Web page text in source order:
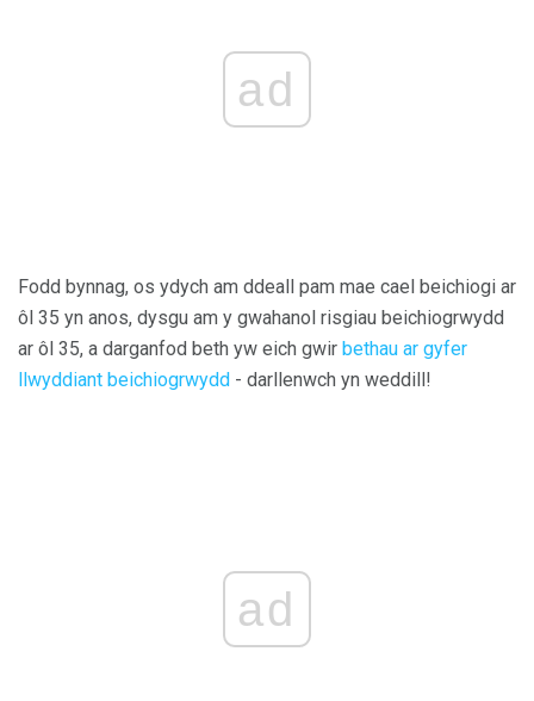
ad
Fodd bynnag, os ydych am ddeall pam mae cael beichiogi ar
ôl 35 yn anos, dysgu am y gwahanol risgiau beichiogrwydd
ar ôl 35, a darganfod beth yw eich gwir bethau ar gyfer
llwyddiant beichiogrwydd - darllenwch yn weddill!
ad